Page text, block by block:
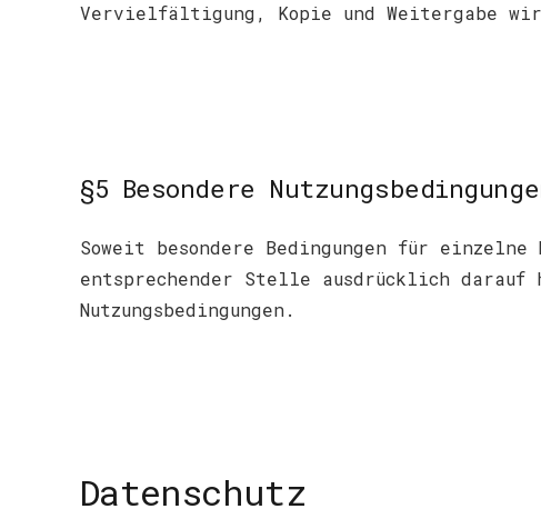
Vervielfältigung, Kopie und Weitergabe
§5 Besondere
Soweit besondere Bedingungen für
entsprechender Stelle ausdrücklich
Nutzungsbedingungen.
Datenschutz